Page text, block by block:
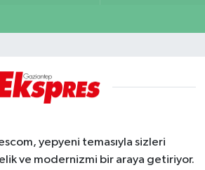
yepyeni temasıyla sizleri
ve modernizmi bir araya getiriyor.